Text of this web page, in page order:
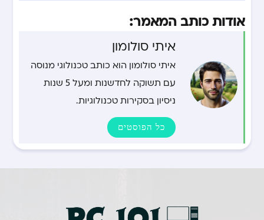
אודות כותב המאמר:
איתי סולומון
איתי סולומון הוא כותב טכנולוגי מנוסה
עם תשוקה לחדשנות ומעל 5 שנות
ניסיון בסקירות טכנולוגיות.
כל הפוסטים